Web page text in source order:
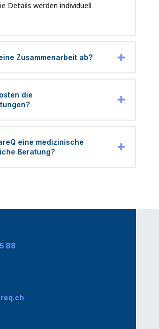
Details werden individuell
Zusammenarbeit ab?
die
eine medizinische
Beratung?
88